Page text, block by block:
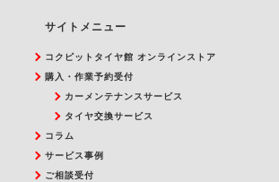
サイトメニュー
コクピットタイヤ館 オンラインストア
購入・作業予約受付
カーメンテナンスサービス
タイヤ交換サービス
コラム
サービス事例
ご相談受付